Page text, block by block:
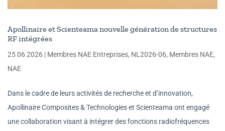
Apollinaire et Scienteama nouvelle génération de structures
RF intégrées
25 06 2026 | Membres NAE Entreprises, NL2026-06, Membres NAE,
NAE
Dans le cadre de leurs activités de recherche et d’innovation,
Apollinaire Composites & Technologies et Scienteama ont engagé
une collaboration visant à intégrer des fonctions radiofréquences